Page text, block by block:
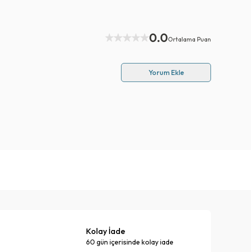
0.0Ortalama Puan
Yorum Ekle
Kolay İade
60 gün içerisinde kolay iade